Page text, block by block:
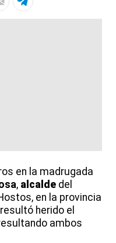
en la madrugada
, alcalde del
en la provincia
herido el
ambos